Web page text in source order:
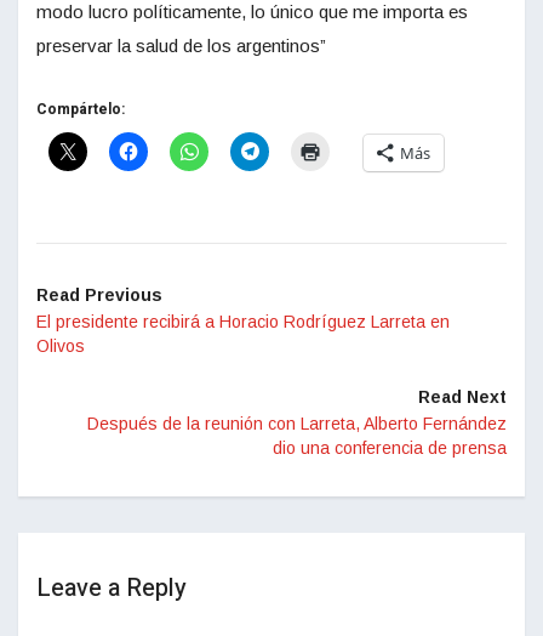
modo lucro políticamente, lo único que me importa es
preservar la salud de los argentinos”
Compártelo:
Más
Read Previous
El presidente recibirá a Horacio Rodríguez Larreta en
Olivos
Read Next
Después de la reunión con Larreta, Alberto Fernández
dio una conferencia de prensa
Leave a Reply